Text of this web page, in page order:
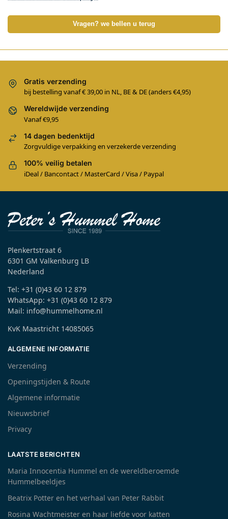
Vragen? we bellen u terug
Gratis verzending
bij bestelling vanaf € 39,00 in NL, BE & DE (anders €4,95)
Wereldwijde verzending
Vanaf €9,95
14 dagen bedenktijd
Zorgvuldige verpakking en verzekerde verzending
100% veilig betalen
iDeal / Bancontact / MasterCard / Visa / Paypal
Plenkertstraat 6
6301 GM Valkenburg LB
Nederland
Tel: +31 (0)43 60 12 879
WhatsApp: +31 (0)43 60 12 879
Mail: info@hummelhome.nl
KvK Maastricht 14085065
ALGEMENE INFORMATIE
Verzending
Openingstijden & Route
Algemene informatie
Nieuwsbrief
Privacy
LAATSTE BERICHTEN
Maria Innocentia Hummel en de wereldberoemde
Hummelbeeldjes
Beatrix Potter en het verhaal van Peter Rabbit
Rosina Wachtmeister en haar liefde voor katten